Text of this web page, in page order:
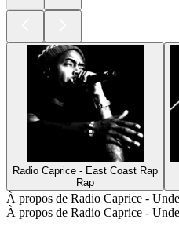
Radio Caprice - East Coast Rap
Rap
À propos de Radio Caprice -
À propos de Radio Caprice -